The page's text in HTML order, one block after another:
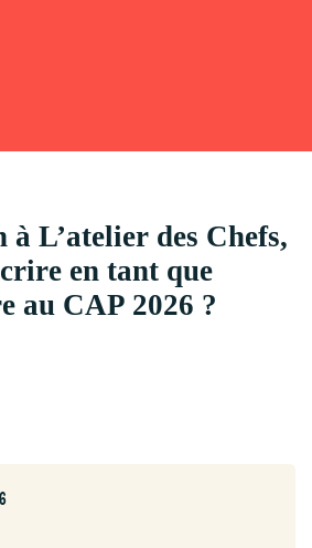
L’atelier des Chefs,
en tant que
au CAP 2026 ?